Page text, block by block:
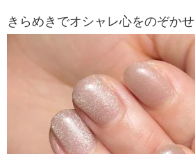
きらめきでオシャレ心をのぞか